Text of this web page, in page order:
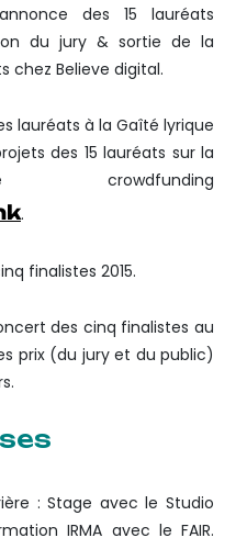
des 15 lauréats
du jury & sortie de la
chez Believe digital.
lauréats à la Gaîté lyrique
des 15 lauréats sur la
.
finalistes 2015.
des cinq finalistes au
prix (du jury et du public)
: Stage avec le Studio
IRMA avec le FAIR.